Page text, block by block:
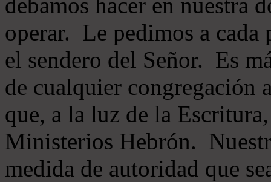
debamos hacer en nuestra
operar. Le pedimos a cada
el sendero del Señor. Es
de cualquier congregación
que, a la luz de la
Ministerios Hebrón.
medida de autoridad que